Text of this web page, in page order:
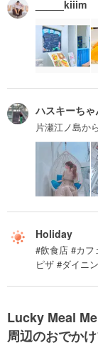
_____kiiim
ハスキーちゃ
片瀬江ノ島か
Holiday
#飲食店 #カフ
ピザ #ダイニ
Lucky Meal
周辺のおでか